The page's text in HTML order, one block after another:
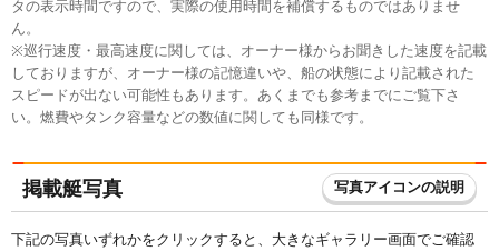
タの表示時間ですので、実際の使用時間を補償するものではありませ
ん。
※巡行速度・最高速度に関しては、オーナー様からお聞きした速度を記載
しておりますが、オーナー様の記憶違いや、船の状態により記載された
スピードが出ない可能性もあります。あくまでも参考までにご覧下さ
い。燃費やタンク容量などの数値に関しても同様です。
掲載艇写真 写真アイコンの説明
下記の写真いずれかをクリックすると、大きなギャラリー画面でご確認